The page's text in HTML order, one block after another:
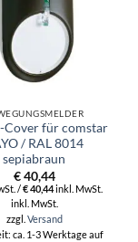
Cover für comstar
/ RAL 8014
sepiabraun
€40,44
/€40,44inkl. MwSt.
inkl. MwSt.
zzgl. Versand
ca. 1-3 Werktage auf